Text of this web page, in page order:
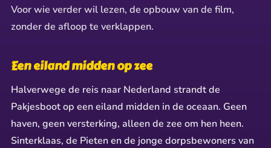
Voor wie verder wil lezen, de opbouw van de film,
zonder de afloop te verklappen.
Een eiland midden op zee
Halverwege de reis naar Nederland strandt de
Pakjesboot op een eiland midden in de oceaan. Geen
haven, geen versterking, alleen de zee om hen heen.
Sinterklaas, de Pieten en de jonge dorpsbewoners van